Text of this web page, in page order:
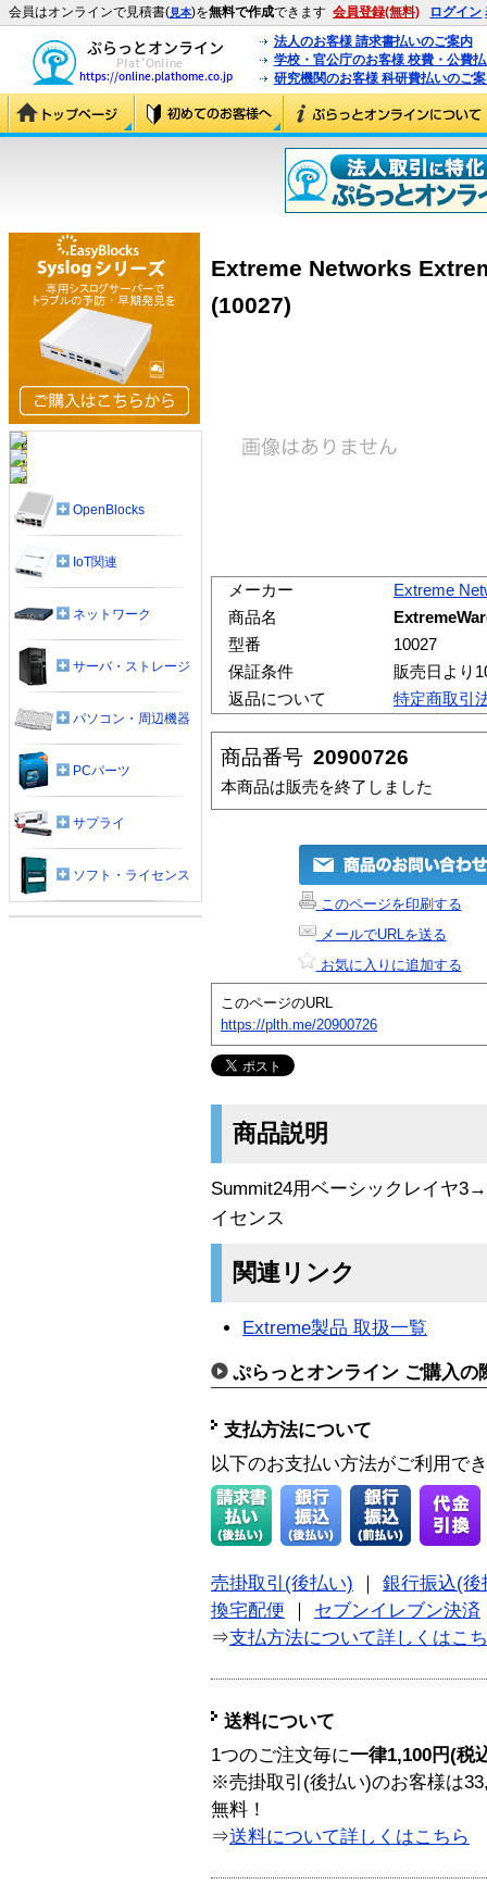
会員はオンラインで見積書(見本)を無料で作成できます 会員登録(無料) ログイン
法人のお客様 請求書払いのご案内
学校・官公庁のお客様 校費・公費
研究機関のお客様 科研費払いのご
Extreme Networks
(10027)
メーカー
Extreme
商品名
型番
10027
保証条件
販売日より
返品について
特定商取引
商品番号 20900726
本商品は販売を終了しました
このページを印刷する
メールでURLを送る
お気に入りに追加する
このページのURL
https://plth.me/20900726
商品説明
Summit24用ベーシックレイヤ
イセンス
関連リンク
Extreme製品 取扱一覧
ぷらっとオンライン ご購入の
支払方法について
以下のお支払い方法がご利用で
売掛取引(後払い)
銀行振込(後
換宅配便
セブンイレブン決済
⇒支払方法について詳しくはこ
送料について
1つのご注文毎に一律1,100円(税
※売掛取引(後払い)のお客様は
無料！
⇒送料について詳しくはこちら
OpenBlocks
IoT関連
ネットワーク
サーバ・ストレージ
パソコン・周辺機器
PCパーツ
サプライ
ソフト・ライセンス